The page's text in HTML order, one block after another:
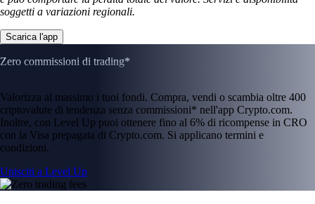
soggetti a variazioni regionali.
Scarica l'app
Zero commissioni di trading*
Valorizza al massimo i tuoi fondi. Compra, vendi o scambia oltre 400
criptovalute di tendenza senza commissioni* nell'app Crypto.com.
Inoltre, con Level Up puoi ottenere fino al 6% di ricompense in CRO
con la Visa prepagata di Crypto.com. Si applicano termini e
condizioni.
Unisciti a Level Up